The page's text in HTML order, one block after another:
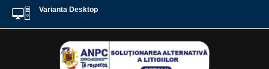
Varianta Desktop